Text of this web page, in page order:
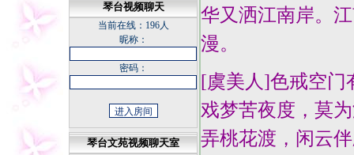
琴台视频聊天
当前在线： 196人
昵称：
密码：
琴台文苑视频聊天室
华又洒江南岸。
漫。
[虞美人]色戒空门
戏梦苦夜度，莫
弄桃花渡，闲云